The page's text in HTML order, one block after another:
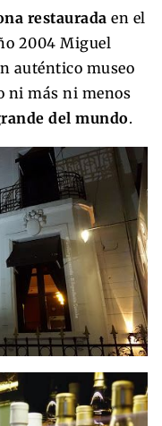
restaurada en el
2004 Miguel
auténtico museo
ni más ni menos
del mundo.